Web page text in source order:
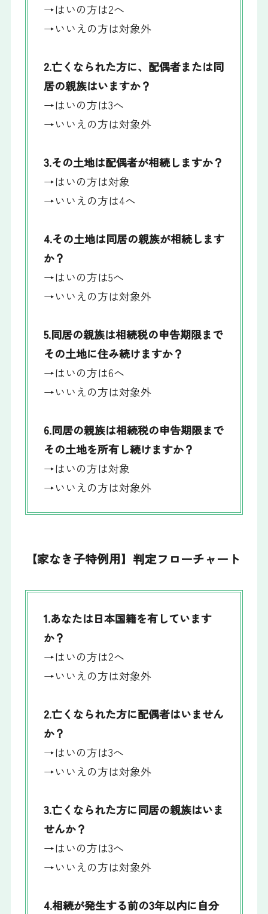
→はいの方は2へ
→いいえの方は対象外
2.亡くなられた方に、配偶者または同
居の親族はいますか？
→はいの方は3へ
→いいえの方は対象外
3.その土地は配偶者が相続しますか？
→はいの方は対象
→いいえの方は4へ
4.その土地は同居の親族が相続します
か？
→はいの方は5へ
→いいえの方は対象外
5.同居の親族は相続税の申告期限まで
その土地に住み続けますか？
→はいの方は6へ
→いいえの方は対象外
6.同居の親族は相続税の申告期限まで
その土地を所有し続けますか？
→はいの方は対象
→いいえの方は対象外
【家なき子特例用】判定フローチャート
1.あなたは日本国籍を有しています
か？
→はいの方は2へ
→いいえの方は対象外
2.亡くなられた方に配偶者はいません
か？
→はいの方は3へ
→いいえの方は対象外
3.亡くなられた方に同居の親族はいま
せんか？
→はいの方は3へ
→いいえの方は対象外
4.相続が発生する前の3年以内に自分